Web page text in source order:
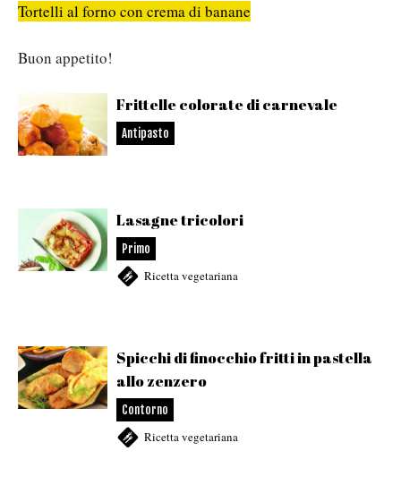
Tortelli al forno con crema di banane
Buon appetito!
Frittelle colorate di carnevale
Antipasto
Lasagne tricolori
Primo
Ricetta vegetariana
Spicchi di finocchio fritti in pastella
allo zenzero
Contorno
Ricetta vegetariana